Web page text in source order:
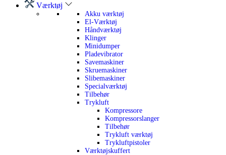
Værktøj
Akku værktøj
El-Værktøj
Håndværktøj
Klinger
Minidumper
Pladevibrator
Savemaskiner
Skruemaskiner
Slibemaskiner
Specialværktøj
Tilbehør
Trykluft
Kompressore
Kompressorslanger
Tilbehør
Trykluft værktøj
Trykluftpistoler
Værktøjskuffert